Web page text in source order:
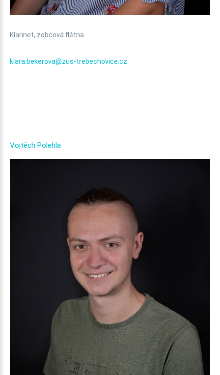
Klarinet, zobcová flétna
klara.bekerova@zus-trebechovice.cz
Vojtěch Polehla